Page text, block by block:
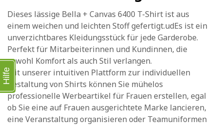
Dieses lässige Bella + Canvas 6400 T-Shirt ist aus
einem weichen und leichten Stoff gefertigt.udEs ist ein
unverzichtbares Kleidungsstück für jede Garderobe.
Perfekt für Mitarbeiterinnen und Kundinnen, die
sowohl Komfort als auch Stil verlangen.
Mit unserer intuitiven Plattform zur individuellen
Gestaltung von Shirts können Sie mühelos
professionelle Werbeartikel für Frauen erstellen, egal
ob Sie eine auf Frauen ausgerichtete Marke lancieren,
eine Veranstaltung organisieren oder Teamuniformen
Hilfe